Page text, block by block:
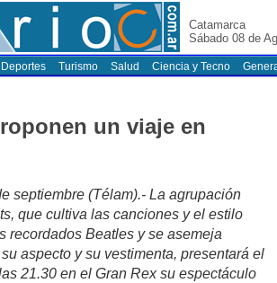
Catamarca
Sábado 08 de
Deportes Turismo Salud Ciencia y Tecno
un viaje en
septiembre (Télam).- La agrupación
que cultiva las canciones y el estilo
recordados Beatles y se asemeja
aspecto y su vestimenta, presentará el
21.30 en el Gran Rex su espectáculo